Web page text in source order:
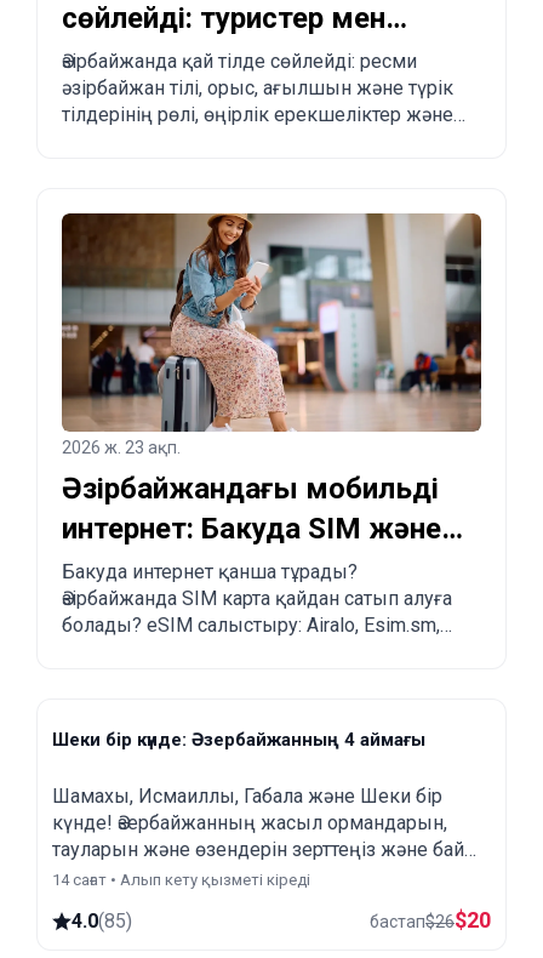
сөйлейді: туристер мен
көшуді жоспарлағандар
үшін толық түсіндірме
Әзірбайжанда қай тілде сөйлейді: ресми
әзірбайжан тілі, орыс, ағылшын және түрік
тілдерінің рөлі, өңірлік ерекшеліктер және
2026 ж. 23 ақп.
Әзірбайжандағы мобильді
интернет: Бакуда SIM және
eSIM қалай сатып алуға
болады?
Бакуда интернет қанша тұрады?
Әзірбайжанда SIM карта қайдан сатып алуға
болады? eSIM салыстыру: Airalo, Esim.sm,
Шеки бір күнде: Әзербайжанның 4 аймағы
Шамахы, Исмаиллы, Габала жəне Шеки бір
күнде! Әзербайжанның жасыл ормандарын,
тауларын жəне өзендерін зерттеңіз жəне бай
мәдениеті мен тарихын ашыңыз!
14 сағат • Алып кету қызметі кіреді
4.0(85) бастап$26$20